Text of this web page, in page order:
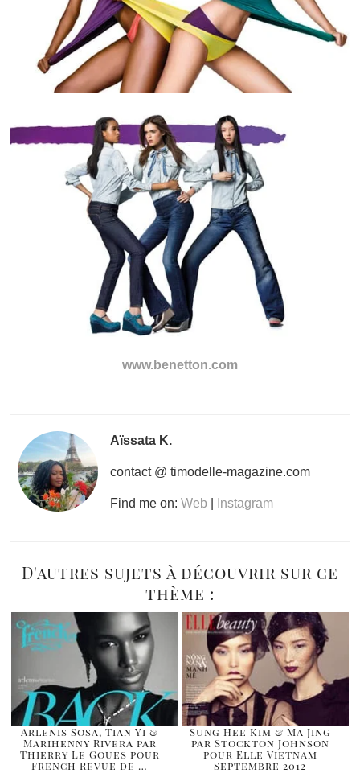
www.benetton.com
Aïssata K.
contact @ timodelle-magazine.com
Find me on: Web Instagram
D'autres sujets à découvrir sur ce
thème :
Arlenis Sosa, Tian Yi &
Marihenny Rivera par
Thierry Le Goues pour
French Revue de …
Sung Hee Kim & Ma Jing
par Stockton Johnson
pour Elle Vietnam
Septembre 2012